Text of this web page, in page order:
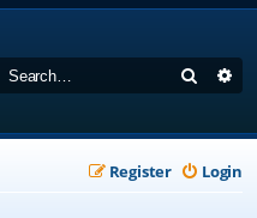
Search
Login
Register